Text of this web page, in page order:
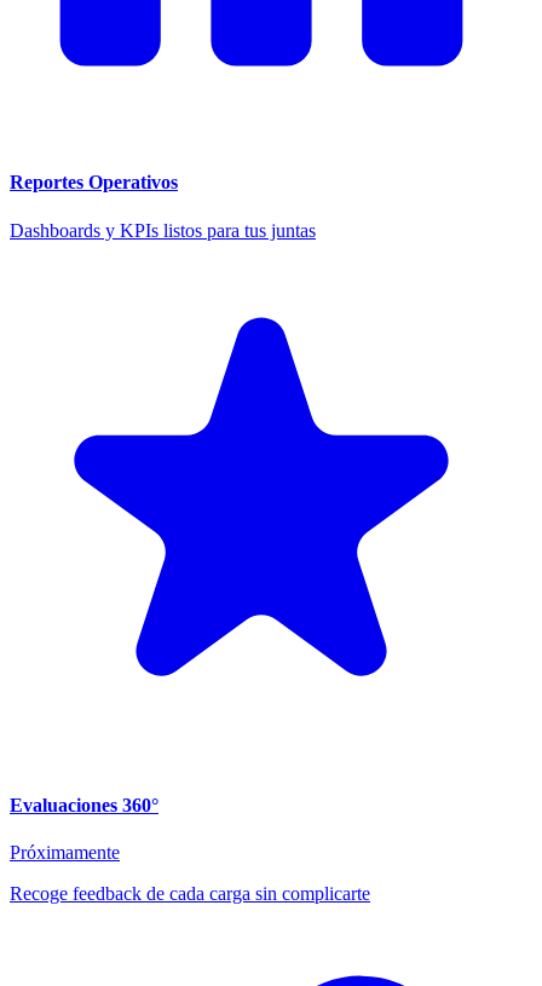
Reportes Operativos
Dashboards y KPIs listos para tus juntas
Evaluaciones 360°
Próximamente
Recoge feedback de cada carga sin complicarte